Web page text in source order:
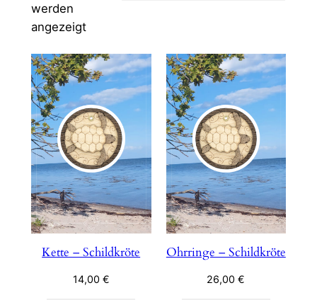
werden
angezeigt
Kette – Schildkröte
14,00 €
Ohrringe – Schildkröte
26,00€